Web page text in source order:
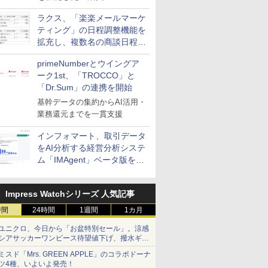
送信防止アドインサービス」
を提供
ラクス、「楽楽メールマーケ
ティング」の日程調整機能を
拡充し、複数名の商談日程調
整を効率化
primeNumberとウイングア
ーク1st、「TROCCO」と
「Dr.Sum」の連携を開始
基幹データの集約からAI活用・
業務還元までを一貫支援
インフォマート、取引データ
をAI分析する経営分析システ
ム「IMAgent」ベータ版を提
Impress Watchシリーズ 人気記事
24時間 1週間 1カ月
ニクロ、今日から「お盆特別セール」。涼感
アサッカーワンピース待望値下げ、撥水ギア
ョーツは1990円に
スド「Mrs. GREEN APPLE」のコラボドーナ
4種、いよいよ発売！